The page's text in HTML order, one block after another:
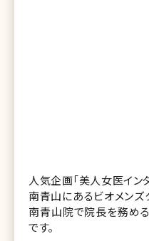
人気企画「美人女医イン
南青山にあるビオメンズ
南青山院で院長を務め
です。